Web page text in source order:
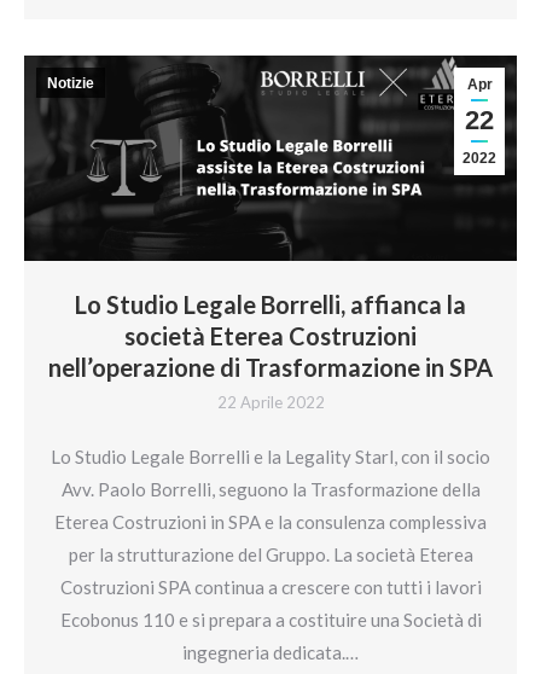
Lo Studio Legale Borrelli, affianca la
società Eterea Costruzioni
nell’operazione di Trasformazione in SPA
22 Aprile 2022
Apr
22
2022
Notizie
Lo Studio Legale Borrelli e la Legality Starl, con il socio
Avv. Paolo Borrelli, seguono la Trasformazione della
Eterea Costruzioni in SPA e la consulenza complessiva
per la strutturazione del Gruppo. La società Eterea
Costruzioni SPA continua a crescere con tutti i lavori
Ecobonus 110 e si prepara a costituire una Società di
ingegneria dedicata.…